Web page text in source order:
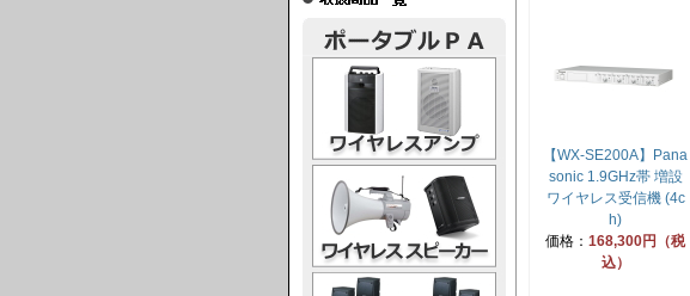
【WX-SE200A】Pana
sonic 1.9GHz帯 増設
ワイヤレス受信機 (4c
h)
価格： 168,300円（税
込）